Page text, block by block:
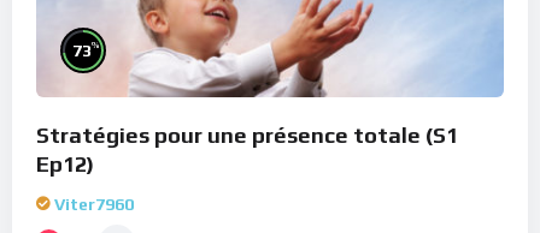
73%
Stratégies pour une présence totale (S1
Ep12)
Viter7960